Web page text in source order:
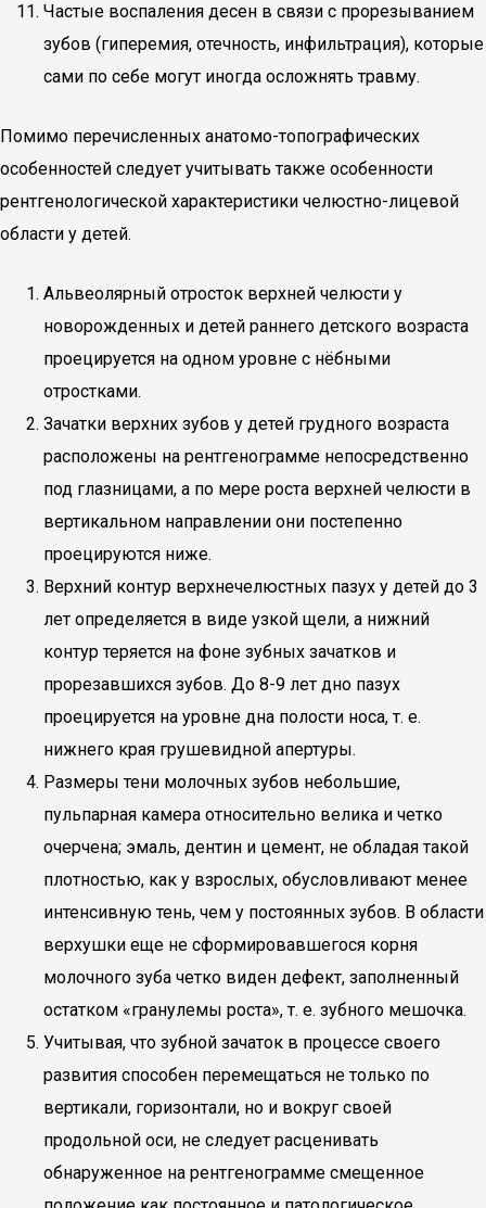
Частые воспаления десен в связи с прорезыванием
зубов (гиперемия, отечность, инфильтрация), которые
сами по себе могут иногда осложнять травму.
Помимо перечисленных анатомо-топографических
особенностей следует учитывать также особенности
рентгенологической характеристики челюстно-лицевой
области у детей.
Альвеолярный отросток верхней челюсти у
новорожденных и детей раннего детского возраста
проецируется на одном уровне с нёбными
отростками.
Зачатки верхних зубов у детей грудного возраста
расположены на рентгенограмме непосредственно
под глазницами, а по мере роста верхней челюсти в
вертикальном направлении они постепенно
проецируются ниже.
Верхний контур верхнечелюстных пазух у детей до 3
лет определяется в виде узкой щели, а нижний
контур теряется на фоне зубных зачатков и
прорезавшихся зубов. До 8-9 лет дно пазух
проецируется на уровне дна полости носа, т. е.
нижнего края грушевидной апертуры.
Размеры тени молочных зубов небольшие,
пульпарная камера относительно велика и четко
очерчена; эмаль, дентин и цемент, не обладая такой
плотностью, как у взрослых, обусловливают менее
интенсивную тень, чем у постоянных зубов. В области
верхушки еще не сформировавшегося корня
молочного зуба четко виден дефект, заполненный
остатком «гранулемы роста», т. е. зубного мешочка.
Учитывая, что зубной зачаток в процессе своего
развития способен перемещаться не только по
вертикали, горизонтали, но и вокруг своей
продольной оси, не следует расценивать
обнаруженное на рентгенограмме смещенное